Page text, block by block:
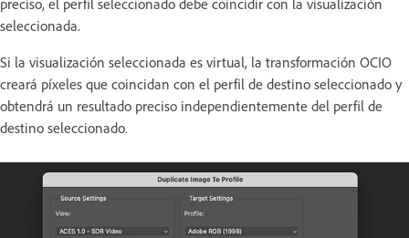
seleccionada.
Si la visualización seleccionada es virtual, la transformación OCIO
creará píxeles que coincidan con el perfil de destino seleccionado y
obtendrá un resultado preciso independientemente del perfil de
destino seleccionado.